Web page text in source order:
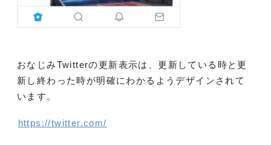
おなじみTwitterの更新表示は、更新している時と更
新し終わった時が明確にわかるようデザインされて
います。
https://twitter.com/